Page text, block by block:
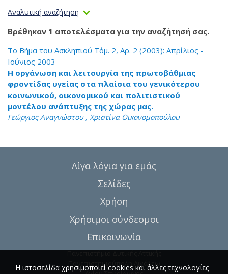
Αναλυτική αναζήτηση
Βρέθηκαν 1 αποτελέσματα για την αναζήτησή σας.
Το Βήμα του Ασκληπιού Τόμ. 2, Αρ. 2 (2003): Απρίλιος -
Ιούνιος 2003
Η οργάνωση και λειτουργία της πρωτοβάθμιας
φροντίδας υγείας στα πλαίσια του γενικότερου
κοινωνικού, οικονομικού και πολιτιστικού
μοντέλου ανάπτυξης της χώρας μας.
Γεώργιος Αναγνώστου , Χριστίνα Οικονομοπούλου
Λίγα λόγια για εμάς
Σελίδες
Χρήση
Χρήσιμοι σύνδεσμοι
Επικοινωνία
Πανεπιστήμιο Δυτικής Αττικής
Πανεπιστημιούπολη Αιγάλεω
Η ιστοσελίδα χρησιμοποιεί cookies και άλλες τεχνολογίες